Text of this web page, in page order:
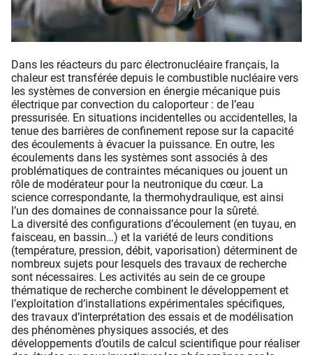
Dans les réacteurs du parc électronucléaire français, la
chaleur est transférée depuis le combustible nucléaire vers
les systèmes de conversion en énergie mécanique puis
électrique par convection du caloporteur : de l’eau
pressurisée. En situations incidentelles ou accidentelles, la
tenue des barrières de confinement repose sur la capacité
des écoulements à évacuer la puissance. En outre, les
écoulements dans les systèmes sont associés à des
problématiques de contraintes mécaniques ou jouent un
rôle de modérateur pour la neutronique du cœur. La
science correspondante, la thermohydraulique, est ainsi
l’un des domaines de connaissance pour la sûreté.
La diversité des configurations d’écoulement (en tuyau, en
faisceau, en bassin…) et la variété de leurs conditions
(température, pression, débit, vaporisation) déterminent de
nombreux sujets pour lesquels des travaux de recherche
sont nécessaires. Les activités au sein de ce groupe
thématique de recherche combinent le développement et
l’exploitation d’installations expérimentales spécifiques,
des travaux d’interprétation des essais et de modélisation
des phénomènes physiques associés, et des
développements d’outils de calcul scientifique pour réaliser